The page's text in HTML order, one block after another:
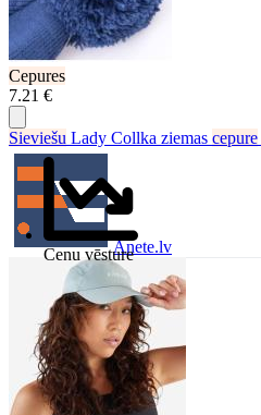
Cepures
7.21 €
Cenu vēsture
Sieviešu Lady Collka ziemas cepure
Anete.lv